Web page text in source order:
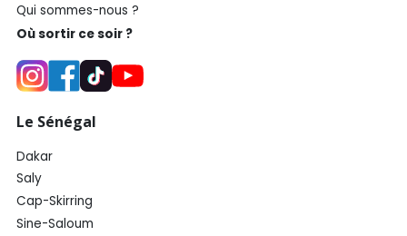
Qui sommes-nous ?
Où sortir ce soir ?
Le Sénégal
Dakar
Saly
Cap-Skirring
Sine-Saloum